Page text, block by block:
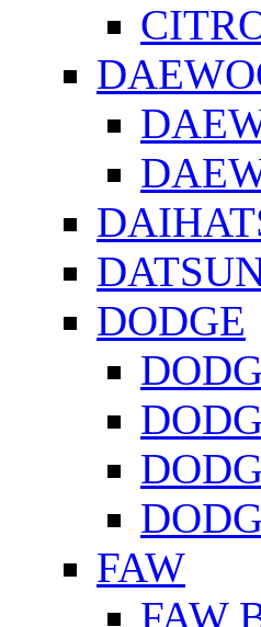
DODGE
FAW
FAW